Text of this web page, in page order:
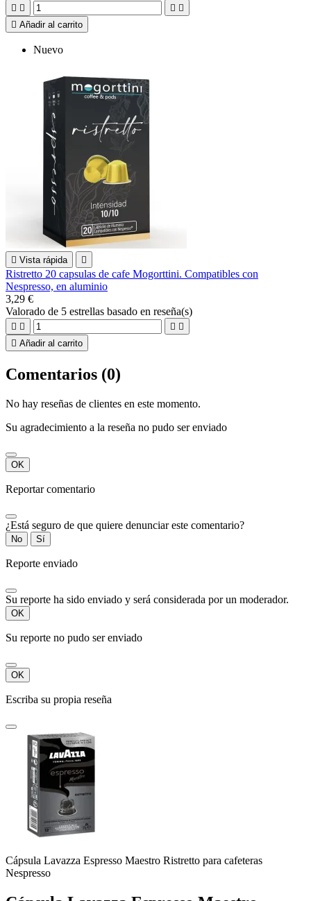
   
 Añadir al carrito
Nuevo
 Vista rápida 
Ristretto 20 capsulas de cafe Mogorttini. Compatibles con
Nespresso, en aluminio
3,29 €
Valorado de 5 estrellas basado en reseña(s)
   
 Añadir al carrito
Comentarios (0)
No hay reseñas de clientes en este momento.
Su agradecimiento a la reseña no pudo ser enviado
OK
Reportar comentario
¿Está seguro de que quiere denunciar este comentario?
No Sí
Reporte enviado
Su reporte ha sido enviado y será considerada por un moderador.
OK
Su reporte no pudo ser enviado
OK
Escriba su propia reseña
Cápsula Lavazza Espresso Maestro Ristretto para cafeteras
Nespresso